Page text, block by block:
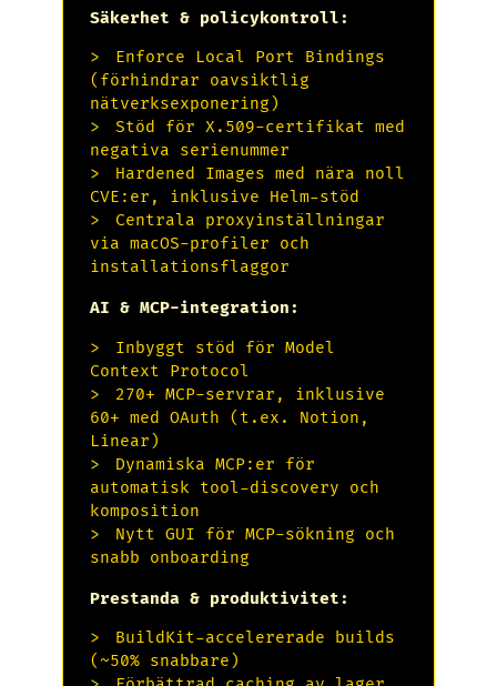
Säkerhet & policykontroll:
Enforce Local Port Bindings
(förhindrar oavsiktlig
nätverksexponering)
Stöd för X.509-certifikat med
negativa serienummer
Hardened Images med nära noll
CVE:er, inklusive Helm-stöd
Centrala proxyinställningar
via macOS-profiler och
installationsflaggor
AI & MCP-integration:
Inbyggt stöd för Model
Context Protocol
270+ MCP-servrar, inklusive
60+ med OAuth (t.ex. Notion,
Linear)
Dynamiska MCP:er för
automatisk tool-discovery och
komposition
Nytt GUI för MCP-sökning och
snabb onboarding
Prestanda & produktivitet:
BuildKit-accelererade builds
(~50% snabbare)